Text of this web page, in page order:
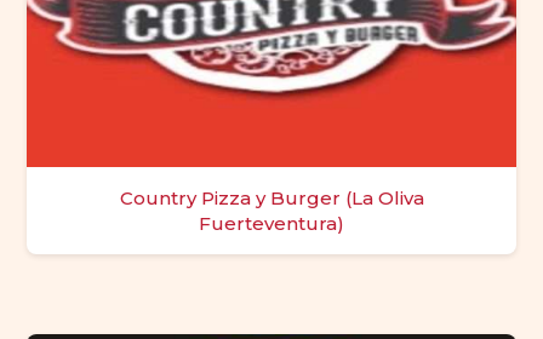
Country Pizza y Burger (La Oliva
Fuerteventura)